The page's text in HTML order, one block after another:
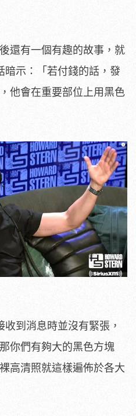
還有一個有趣的故事，就
暗示：「若付錢的話，發
他會在重要部位上用黑色
到消息時並沒有緊張，
你們有夠大的黑色方塊
高清照就這樣遍佈於各大